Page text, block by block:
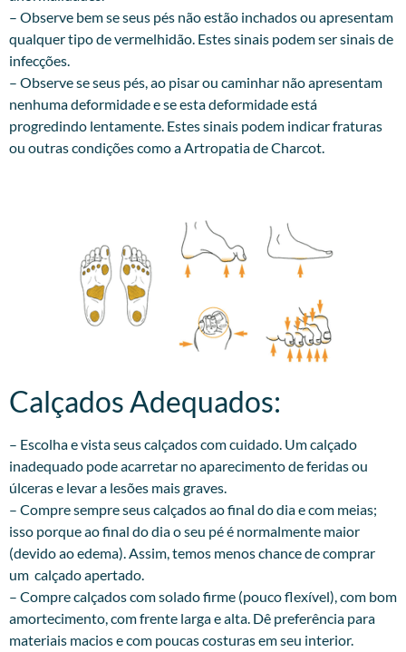
– Observe bem se seus pés não estão inchados ou apresentam
qualquer tipo de vermelhidão. Estes sinais podem ser sinais de
infecções.
– Observe se seus pés, ao pisar ou caminhar não apresentam
nenhuma deformidade e se esta deformidade está
progredindo lentamente. Estes sinais podem indicar fraturas
ou outras condições como a Artropatia de Charcot.
Calçados Adequados:​
– Escolha e vista seus calçados com cuidado. Um calçado
inadequado pode acarretar no aparecimento de feridas ou
úlceras e levar a lesões mais graves.
– Compre sempre seus calçados ao final do dia e com meias;
isso porque ao final do dia o seu pé é normalmente maior
(devido ao edema). Assim, temos menos chance de comprar
um calçado apertado.
– Compre calçados com solado firme (pouco flexível), com bom
amortecimento, com frente larga e alta. Dê preferência para
materiais macios e com poucas costuras em seu interior.